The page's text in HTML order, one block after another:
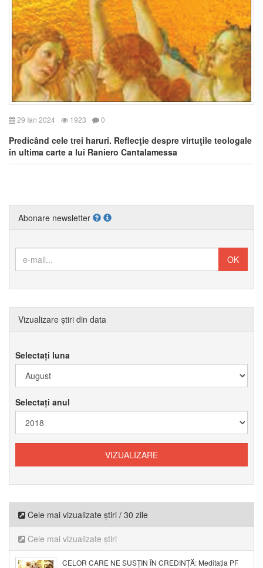
29 Ian 2024 1923 0
Predicând cele trei haruri. Reflecţie despre virtuţile teologale
în ultima carte a lui Raniero Cantalamessa
Abonare newsletter
Vizualizare știri din data
Selectați luna
Selectați anul
Cele mai vizualizate știri / 30 zile
Cele mai vizualizate știri
CELOR CARE NE SUSȚIN ÎN CREDINȚĂ: Meditația PF